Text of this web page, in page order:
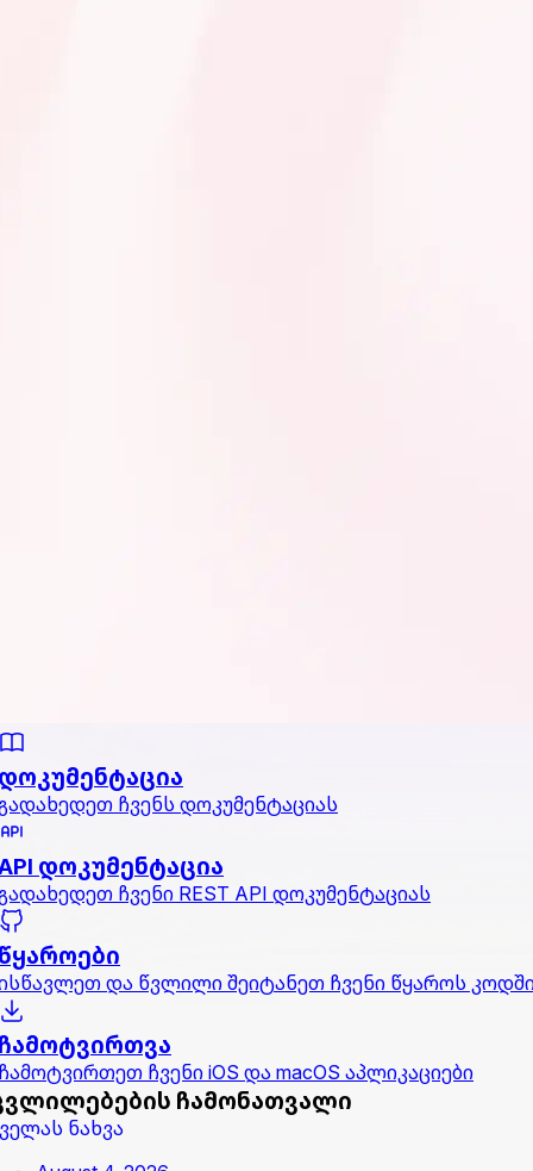
ჩვენს დოკუმენტაციას
დოკუმენტაცია
ჩვენი REST API დოკუმენტაციას
და წვლილი შეიტანეთ ჩვენი წყაროს
ჩვენი iOS და macOS აპლიკაციები
ჩამონათვალი
ნახვა